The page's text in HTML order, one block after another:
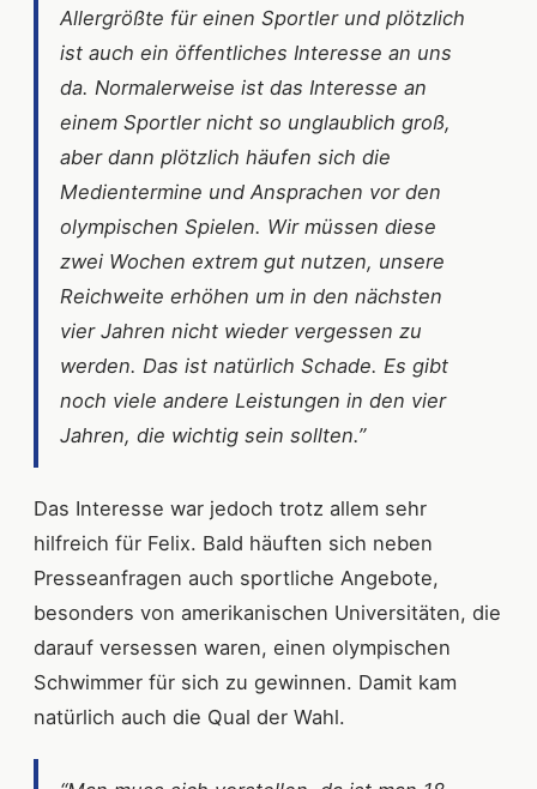
Allergrößte für einen Sportler und plötzlich
ist auch ein öffentliches Interesse an uns
da. Normalerweise ist das Interesse an
einem Sportler nicht so unglaublich groß,
aber dann plötzlich häufen sich die
Medientermine und Ansprachen vor den
olympischen Spielen. Wir müssen diese
zwei Wochen extrem gut nutzen, unsere
Reichweite erhöhen um in den nächsten
vier Jahren nicht wieder vergessen zu
werden. Das ist natürlich Schade. Es gibt
noch viele andere Leistungen in den vier
Jahren, die wichtig sein sollten.”
Das Interesse war jedoch trotz allem sehr
hilfreich für Felix. Bald häuften sich neben
Presseanfragen auch sportliche Angebote,
besonders von amerikanischen Universitäten, die
darauf versessen waren, einen olympischen
Schwimmer für sich zu gewinnen. Damit kam
natürlich auch die Qual der Wahl.